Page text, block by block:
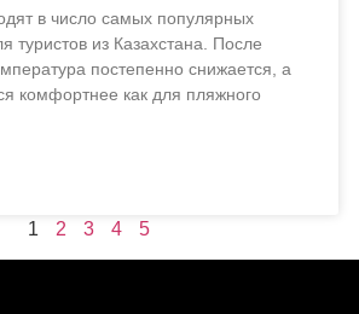
в число самых популярных
туристов из Казахстана. После
постепенно снижается, а
комфортнее как для пляжного
1 2 3 4 5